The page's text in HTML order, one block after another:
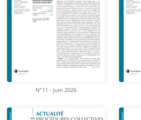
N°11 - juin 2026